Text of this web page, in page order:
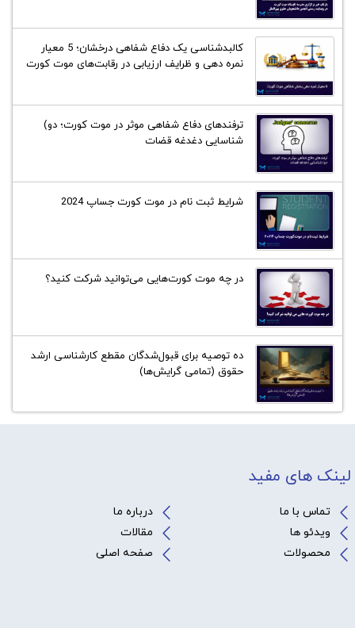
کالبدشناسی یک دفاع شفاهی درخشان؛ 5 معیار
نمره دهی و ظرایف ارزیابی در رقابت‌های موت کورت
ترفند‌های دفاع شفاهی موثر در موت کورت؛ دو)
شناسایی دغدغه قضات
شرایط ثبت نام در موت کورت جساپ 2024
در چه موت کورت‌هایی می‌توانید شرکت کنید؟
ده توصیه برای قبول‌شدگان مقطع کارشناسی ارشد
حقوق (تمامی گرایش‌ها)
لینک های مفید
تماس با ما
درباره ما
ویدئو ها
مقالات
محصولات
صفحه اصلی